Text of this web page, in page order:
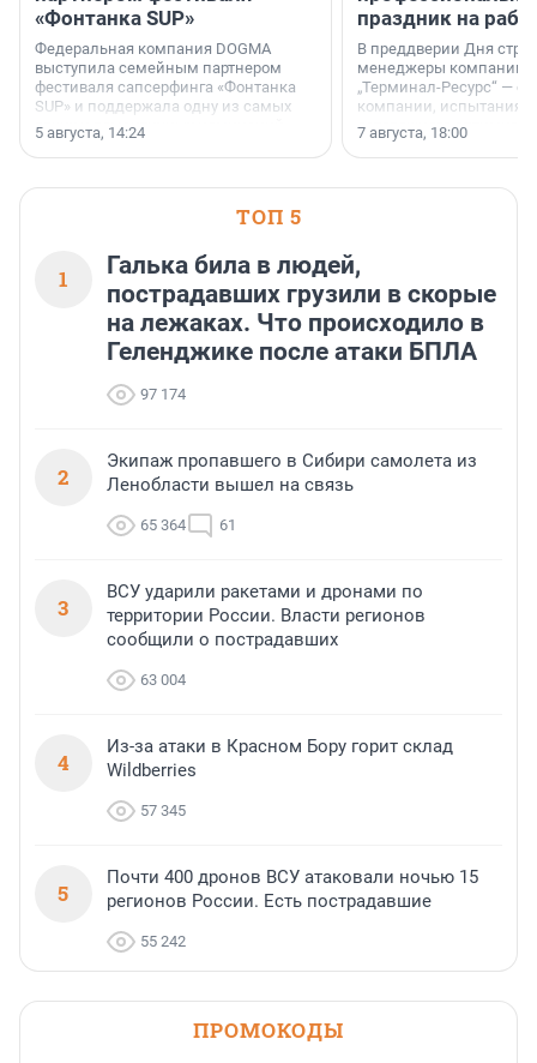
«Фонтанка SUP»
Федеральная компания DOGMA
выступила семейным партнером
фестиваля сапсерфинга «Фонтанка
SUP» и поддержала одну из самых
ярких и романтичных номинаций —
«SUP-свадьба».
5 августа, 14:24
праздник на
В преддверии Дня
менеджеры компании
„Терминал-Ресурс“ — о
компании, испытаниях
осторожного
7 августа, 18:00
ТОП 5
1
Галька била в людей,
пострадавших грузили в скорые
на лежаках. Что происходило в
Геленджике после атаки БПЛА
97 174
2
Экипаж пропавшего в Сибири самолета из
Ленобласти вышел на связь
65 364 61
3
ВСУ ударили ракетами и дронами по
территории России. Власти регионов
сообщили о пострадавших
63 004
4
Из-за атаки в Красном Бору горит склад
Wildberries
57 345
5
Почти 400 дронов ВСУ атаковали ночью 15
регионов России. Есть пострадавшие
55 242
ПРОМОКОДЫ